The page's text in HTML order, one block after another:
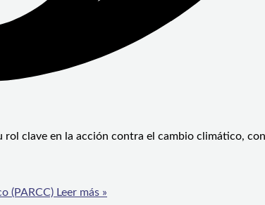
rol clave en la acción contra el cambio climático,
(PARCC) Leer más »